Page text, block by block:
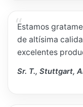
Estamos
de altísima
excelentes
Sr. T., Stuttgart,